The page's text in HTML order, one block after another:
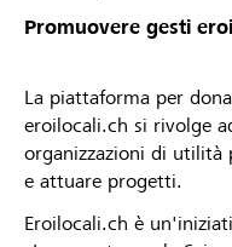
Promuovere gesti
La piattaforma per
eroilocali.ch si rivolge
organizzazioni di utilità
e attuare progetti.
Eroilocali.ch è